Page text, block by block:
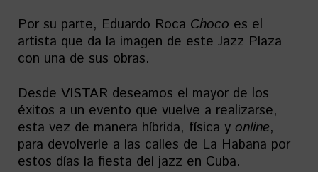
Por su parte, Eduardo Roca Choco es el
artista que da la imagen de este Jazz Plaza
con una de sus obras.
Desde VISTAR deseamos el mayor de los
éxitos a un evento que vuelve a realizarse,
esta vez de manera híbrida, física y online,
para devolverle a las calles de La Habana por
estos días la fiesta del jazz en Cuba.